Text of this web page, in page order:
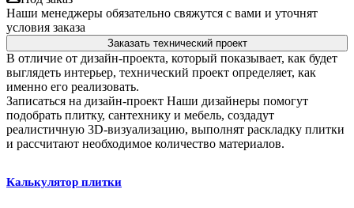
Наши менеджеры обязательно свяжутся с вами и уточнят
условия заказа
Заказать технический проект
В отличие от дизайн-проекта, который показывает, как будет
выглядеть интерьер, технический проект определяет, как
именно его реализовать.
Записаться на дизайн-проект Наши дизайнеры помогут
подобрать плитку, сантехнику и мебель, создадут
реалистичную 3D-визуализацию, выполнят раскладку плитки
и рассчитают необходимое количество материалов.
Калькулятор плитки